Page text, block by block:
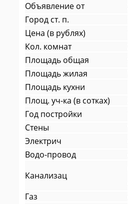
Объявление от
Город ст. п.
Цена (в рублях)
Кол. комнат
Площадь общая
Площадь жилая
Площадь кухни
Площ. уч-ка (в сотках)
Год постройки
Стены
Электрич
Водо-провод
Канализац
Газ